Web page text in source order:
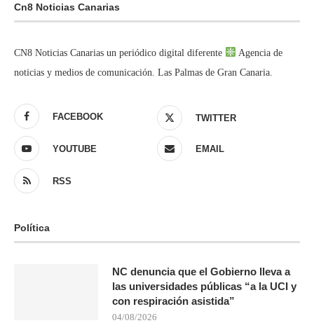
Cn8 Noticias Canarias
CN8 Noticias Canarias un periódico digital diferente
Agencia de
noticias y medios de comunicación. Las Palmas de Gran Canaria.
FACEBOOK TWITTER
YOUTUBE EMAIL
RSS
Política
NC denuncia que el Gobierno lleva a
las universidades públicas “a la UCI y
con respiración asistida”
04/08/2026